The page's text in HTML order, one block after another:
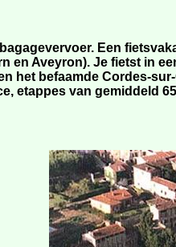
Een
en Aveyron). Je fietst in
het befaamde Cordes-
etappes van gemiddeld